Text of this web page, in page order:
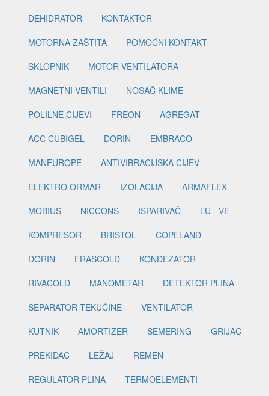
DEHIDRATOR
KONTAKTOR
MOTORNA ZAŠTITA
POMOĆNI KONTAKT
SKLOPNIK
MOTOR VENTILATORA
MAGNETNI VENTILI
NOSAČ KLIME
POLILNE CIJEVI
FREON
AGREGAT
ACC CUBIGEL
DORIN
EMBRACO
MANEUROPE
ANTIVIBRACIJSKA CIJEV
ELEKTRO ORMAR
IZOLACIJA
ARMAFLEX
MOBIUS
NICCONS ISPARIVAČ
LU - VE
KOMPRESOR
BRISTOL
COPELAND
DORIN
FRASCOLD
KONDEZATOR
RIVACOLD
MANOMETAR
DETEKTOR PLINA
SEPARATOR TEKUĆINE
VENTILATOR
KUTNIK
AMORTIZER SEMERING
GRIJAČ
PREKIDAČ
LEŽAJ
REMEN
REGULATOR PLINA
TERMOELEMENTI